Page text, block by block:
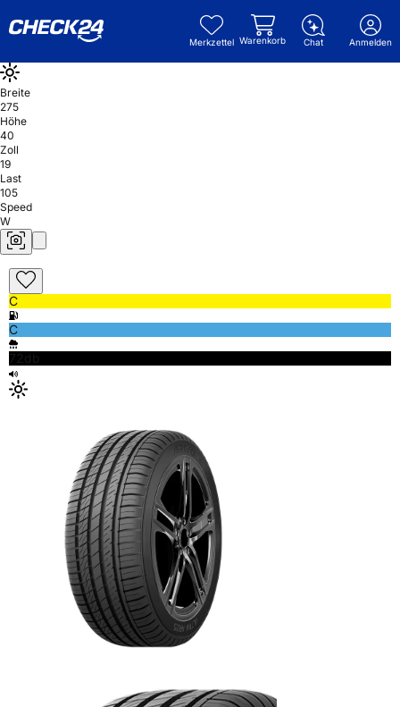
Merkzettel Warenkorb Chat Anmelden
Breite
275
Höhe
40
Zoll
19
Last
105
Speed
W
C
C
72db